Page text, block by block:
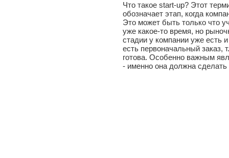
Что такое start-up? Этот
обозначает этап, когда
Это может быть только что
уже какое-то время, но
стадии у компании уже есть
есть первоначальный заказ,
готова. Особенно важным
- именно она должна